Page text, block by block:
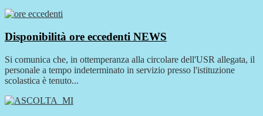
Disponibilità ore eccedenti NEWS
Si comunica che, in ottemperanza alla circolare dell'USR allegata, il
personale a tempo indeterminato in servizio presso l'istituzione
scolastica è tenuto...